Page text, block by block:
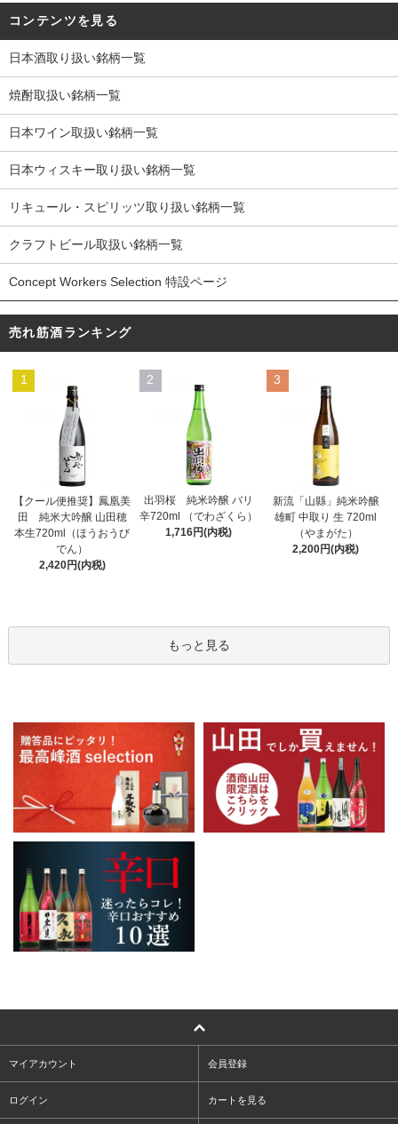
コンテンツを見る
日本酒取り扱い銘柄一覧
焼酎取扱い銘柄一覧
日本ワイン取扱い銘柄一覧
日本ウィスキー取り扱い銘柄一覧
リキュール・スピリッツ取り扱い銘柄一覧
クラフトビール取扱い銘柄一覧
Concept Workers Selection 特設ページ
売れ筋酒ランキング
1
【クール便推奨】鳳凰美
田 純米大吟醸 山田穂
本生720ml（ほうおうび
でん）
2,420円(内税)
2
出羽桜 純米吟醸 バリ
辛720ml （でわざくら）
1,716円(内税)
3
新流「山縣」純米吟醸
雄町 中取り 生 720ml
（やまがた）
2,200円(内税)
もっと見る
マイアカウント 会員登録
ログイン カートを見る